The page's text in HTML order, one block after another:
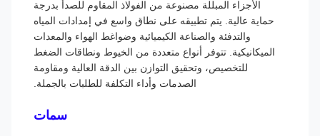
الأجزاء المبللة مصنوعة من الفولاذ المقاوم للصدأ بدرجة
حماية عالية. يتم تطبيقه على نطاق واسع في إمدادات المياه
والتدفئة والصناعة الكيميائية وضواغط الهواء والمعدات
الميكانيكية. تتوفر أنواع متعددة من الخيوط ونطاقات الضغط
للتخصيص، وتحقيق التوازن بين الدقة العالية ومقاومة
الصدمات وأداء التكلفة للطلبات بالجملة.
سمات